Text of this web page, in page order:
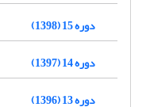
دوره 15 (1398)
دوره 14 (1397)
دوره 13 (1396)